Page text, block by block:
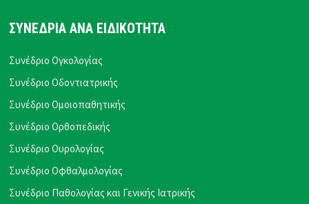
ΣΥΝΕΔΡΙΑ ΑΝΑ ΕΙΔΙΚΟΤΗΤΑ
Συνέδριο Ογκολογίας
Συνέδριο Οδοντιατρικής
Συνέδριο Ομοιοπαθητικής
Συνέδριο Ορθοπεδικής
Συνέδριο Ουρολογίας
Συνέδριο Οφθαλμολογίας
Συνέδριο Παθολογίας και Γενικής Ιατρικής